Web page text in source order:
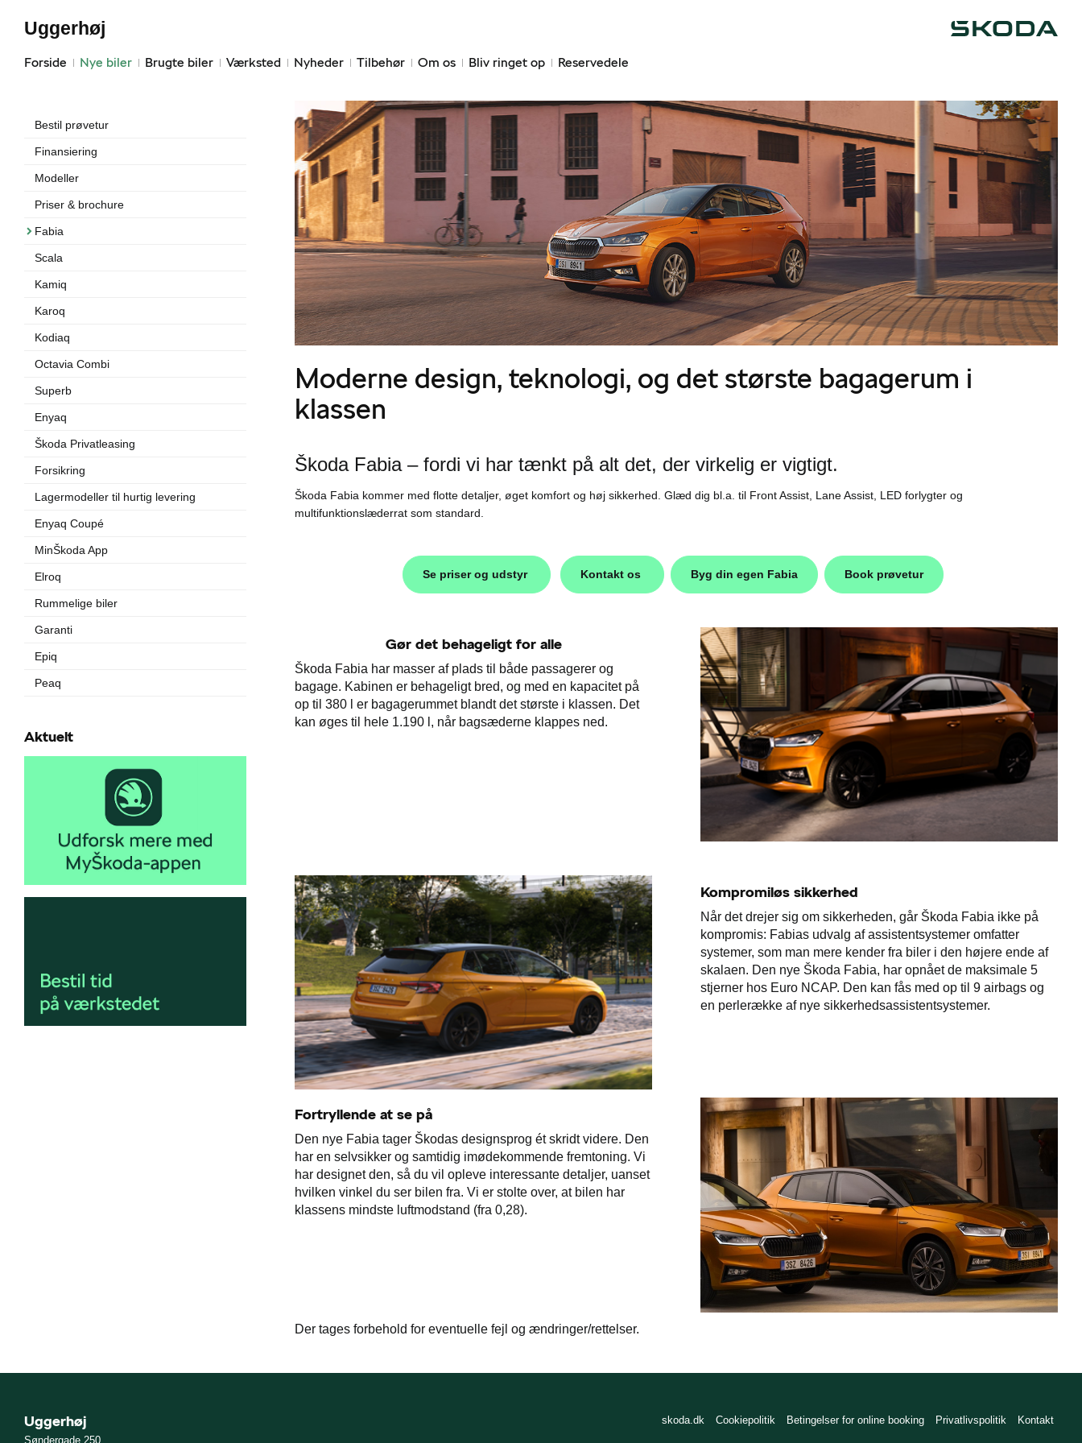
Forside Nye biler Brugte biler Værksted Nyheder Tilbehør Om os Bliv ringet op Reservedele
Uggerhøj
Bestil prøvetur
Finansiering
Modeller
Priser & brochure
Fabia
Scala
Kamiq
Karoq
Kodiaq
Octavia Combi
Superb
Enyaq
Škoda Privatleasing
Forsikring
Lagermodeller til hurtig levering
Enyaq Coupé
MinŠkoda App
Elroq
Rummelige biler
Garanti
Epiq
Peaq
Aktuelt
Moderne design, teknologi, og det største bagagerum i
klassen
Škoda Fabia – fordi vi har tænkt på alt det, der virkelig er vigtigt.
Škoda Fabia kommer med flotte detaljer, øget komfort og høj sikkerhed. Glæd dig bl.a. til Front Assist, Lane Assist, LED forlygter og
multifunktionslæderrat som standard.
Se priser og udstyr Kontakt os Byg din egen Fabia Book prøvetur
Gør det behageligt for alle
Škoda Fabia har masser af plads til både passagerer og
bagage. Kabinen er behageligt bred, og med en kapacitet på
op til 380 l er bagagerummet blandt det største i klassen. Det
kan øges til hele 1.190 l, når bagsæderne klappes ned.
Kompromiløs sikkerhed
Når det drejer sig om sikkerheden, går Škoda Fabia ikke på
kompromis: Fabias udvalg af assistentsystemer omfatter
systemer, som man mere kender fra biler i den højere ende af
skalaen. Den nye Škoda Fabia, har opnået de maksimale 5
stjerner hos Euro NCAP. Den kan fås med op til 9 airbags og
en perlerække af nye sikkerhedsassistentsystemer.
Fortryllende at se på
Den nye Fabia tager Škodas designsprog ét skridt videre. Den
har en selvsikker og samtidig imødekommende fremtoning. Vi
har designet den, så du vil opleve interessante detaljer, uanset
hvilken vinkel du ser bilen fra. Vi er stolte over, at bilen har
klassens mindste luftmodstand (fra 0,28).
Der tages forbehold for eventuelle fejl og ændringer/rettelser.
Uggerhøj
Søndergade 250
skoda.dk Cookiepolitik Betingelser for online booking Privatlivspolitik Kontakt